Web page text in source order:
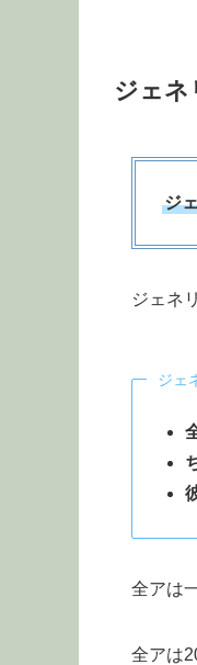
ジェネ
ジ
ジェネ
ジェ
全アは
全アは